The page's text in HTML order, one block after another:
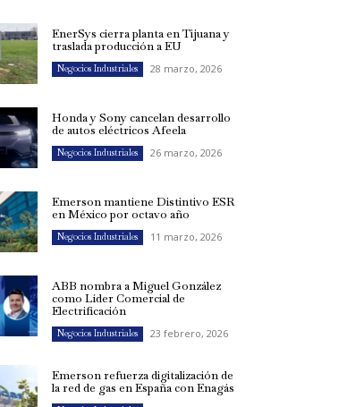
EnerSys cierra planta en Tijuana y
traslada producción a EU
Negocios Industriales 28 marzo, 2026
Honda y Sony cancelan desarrollo
de autos eléctricos Afeela
Negocios Industriales 26 marzo, 2026
Emerson mantiene Distintivo ESR
en México por octavo año
Negocios Industriales 11 marzo, 2026
ABB nombra a Miguel González
como Líder Comercial de
Electrificación
Negocios Industriales 23 febrero, 2026
Emerson refuerza digitalización de
la red de gas en España con Enagás